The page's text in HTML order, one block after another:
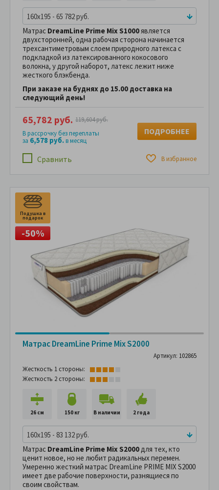
160x195 - 65 782 руб.
Матрас DreamLine Prime Mix S1000является
двухсторонней, одна рабочая сторона начинается
трехсантиметровым слоем природного латекса с
подкладкой из латексированного кокосового
волокна, у другой наборот, латекс лежит ниже
жесткого блэкбенда.
При заказе на буднях до 15.00 доставка на
следующий день!
Сравнить В избранное
65,782 руб. 119,604 руб.
В рассрочку без переплаты
за 6,578 руб.в месяц
ПОДРОБНЕЕ
Подушка в
подарок
-50%
Матрас DreamLine Prime Mix S2000
Артикул: 102865
Жесткость 1 стороны:
Жесткость 2 стороны:
26 см 150 кг В наличии 2 года
160x195 - 83 132 руб.
Матрас DreamLine Prime Mix S2000для тех, кто
ценит новое, но не любит радикальных перемен.
Умеренно жесткий матрас DreamLine PRIME MIX S2000
имеет две рабочие поверхности, разнящиеся по
своим свойствам.